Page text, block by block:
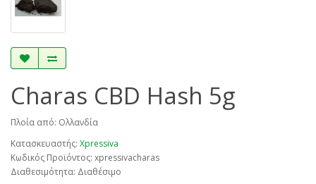
Charas CBD Hash 5g
Πλοία από: Ολλανδία
Κατασκευαστής: Xpressiva
Κωδικός Προϊόντος: xpressivacharas
Διαθεσιμότητα: Διαθέσιμο